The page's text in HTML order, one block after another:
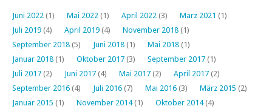
Juni 2022 (1) Mai 2022 (1) April 2022 (3) März 2021 (1)
Juli 2019 (4) April 2019 (4) November 2018 (1)
September 2018 (5) Juni 2018 (1) Mai 2018 (1)
Januar 2018 (1) Oktober 2017 (3) September 2017 (1)
Juli 2017 (2) Juni 2017 (4) Mai 2017 (2) April 2017 (2)
September 2016 (4) Juli 2016 (7) Mai 2016 (3) März 2015 (2)
Januar 2015 (1) November 2014(1) Oktober 2014(4)